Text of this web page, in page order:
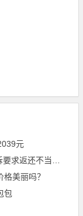
元
还不当得利！
美丽吗？
包